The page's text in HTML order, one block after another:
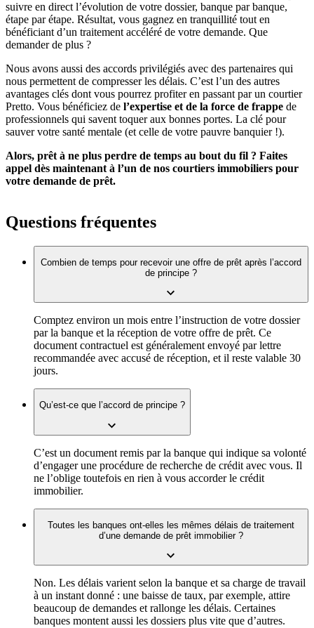
suivre en direct l’évolution de votre dossier, banque par banque,
étape par étape. Résultat, vous gagnez en tranquillité tout en
bénéficiant d’un traitement accéléré de votre demande. Que
demander de plus ?
Nous avons aussi des accords privilégiés avec des partenaires qui
nous permettent de compresser les délais. C’est l’un des autres
avantages clés dont vous pourrez profiter en passant par un courtier
Pretto. Vous bénéficiez de l’expertise et de la force de frappe de
professionnels qui savent toquer aux bonnes portes. La clé pour
sauver votre santé mentale (et celle de votre pauvre banquier !).
Alors, prêt à ne plus perdre de temps au bout du fil ? Faites
appel dès maintenant à l’un de nos courtiers immobiliers pour
votre demande de prêt.
Questions fréquentes
Combien de temps pour recevoir une offre de prêt après l’accord
de principe ?
Comptez environ un mois entre l’instruction de votre dossier
par la banque et la réception de votre offre de prêt. Ce
document contractuel est généralement envoyé par lettre
recommandée avec accusé de réception, et il reste valable 30
jours.
Qu’est-ce que l’accord de principe ?
C’est un document remis par la banque qui indique sa volonté
d’engager une procédure de recherche de crédit avec vous. Il
ne l’oblige toutefois en rien à vous accorder le crédit
immobilier.
Toutes les banques ont-elles les mêmes délais de traitement
d’une demande de prêt immobilier ?
Non. Les délais varient selon la banque et sa charge de travail
à un instant donné : une baisse de taux, par exemple, attire
beaucoup de demandes et rallonge les délais. Certaines
banques montent aussi les dossiers plus vite que d’autres.